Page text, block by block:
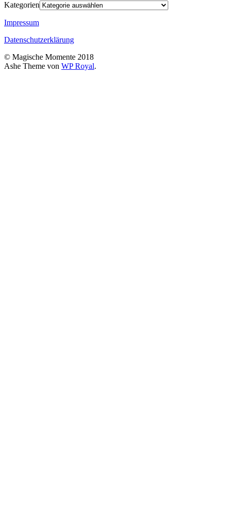
Kategorien
Impressum
Datenschutzerklärung
© Magische Momente 2018
Ashe Theme von WP Royal.